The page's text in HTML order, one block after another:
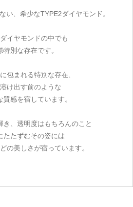
い、希少なTYPE2ダイヤモンド。
イヤモンドの中でも
特別な存在です。
包まれる特別な存在、
け出す前のような
質感を宿しています。
き、透明度はもちろんのこと
たたずむその姿には
の美しさが宿っています。